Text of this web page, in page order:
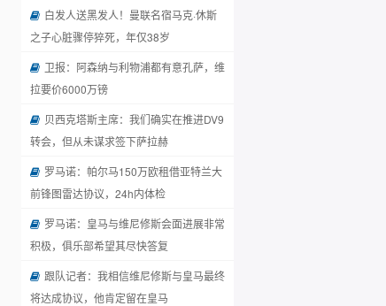
白发人送黑发人！曼联名宿马克·休斯
之子心脏骤停猝死，年仅38岁
卫报：阿森纳与利物浦都有意孔萨，维
拉要价6000万镑
贝西克塔斯主席：我们确实在推进DV9
转会，但从未谋求签下萨拉赫
罗马诺：帕尔马150万欧租借亚特兰大
前锋图雷达协议，24h内体检
罗马诺：皇马与维尼修斯会面进展非常
积极，俱乐部希望其尽快答复
跟队记者：我相信维尼修斯与皇马最终
将达成协议，他肯定留在皇马